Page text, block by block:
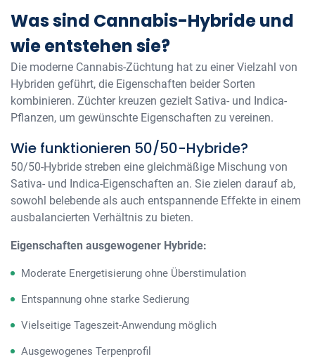
Was sind Cannabis-Hybride und
wie entstehen sie?
Die moderne Cannabis-Züchtung hat zu einer Vielzahl von
Hybriden geführt, die Eigenschaften beider Sorten
kombinieren. Züchter kreuzen gezielt Sativa- und Indica-
Pflanzen, um gewünschte Eigenschaften zu vereinen.
Wie funktionieren 50/50-Hybride?
50/50-Hybride streben eine gleichmäßige Mischung von
Sativa- und Indica-Eigenschaften an. Sie zielen darauf ab,
sowohl belebende als auch entspannende Effekte in einem
ausbalancierten Verhältnis zu bieten.
Eigenschaften ausgewogener Hybride:
Moderate Energetisierung ohne Überstimulation
Entspannung ohne starke Sedierung
Vielseitige Tageszeit-Anwendung möglich
Ausgewogenes Terpenprofil